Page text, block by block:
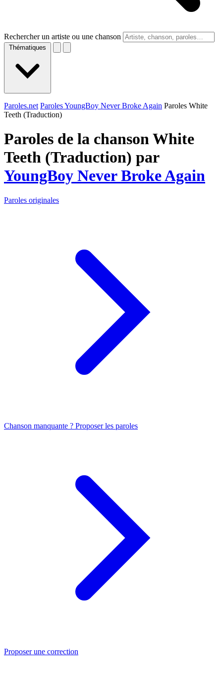
Rechercher un artiste ou une chanson
Thématiques
Paroles.net Paroles YoungBoy Never Broke Again Paroles White
Teeth (Traduction)
Paroles de la chanson White
Teeth (Traduction) par
YoungBoy Never Broke Again
Paroles originales
Chanson manquante ? Proposer les paroles
Proposer une correction